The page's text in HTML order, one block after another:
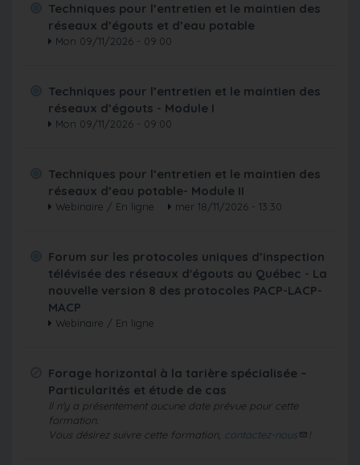
Techniques pour l’entretien et le maintien des
réseaux d’égouts et d’eau potable
Mon 09/11/2026 - 09:00
Techniques pour l’entretien et le maintien des
réseaux d’égouts - Module I
Mon 09/11/2026 - 09:00
Techniques pour l’entretien et le maintien des
réseaux d’eau potable- Module II
Webinaire / En ligne mer 18/11/2026 - 13:30
Forum sur les protocoles uniques d’inspection
télévisée des réseaux d'égouts au Québec - La
nouvelle version 8 des protocoles PACP-LACP-
MACP
Webinaire / En ligne
Forage horizontal à la tarière spécialisée –
Particularités et étude de cas
Il n'y a présentement aucune date prévue pour cette
formation.
Vous désirez suivre cette formation, contactez-nous !